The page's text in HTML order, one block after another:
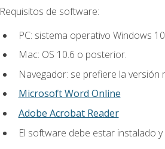
Requisitos de software:
PC: sistema operativo Windows
Mac: OS 10.6 o posterior.
Navegador: se prefiere la
Microsoft Word Online
Adobe Acrobat Reader
El software debe estar instalado